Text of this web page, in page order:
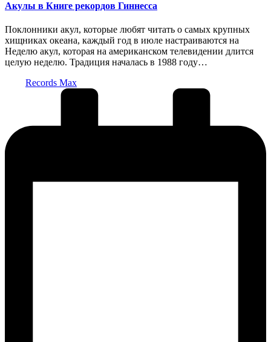
Акулы в Книге рекордов Гиннесса
Поклонники акул, которые любят читать о самых крупных
хищниках океана, каждый год в июле настраиваются на
Неделю акул, которая на американском телевидении длится
целую неделю. Традиция началась в 1988 году…
Records Max